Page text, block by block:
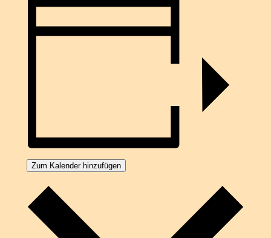
Zum Kalender hinzufügen